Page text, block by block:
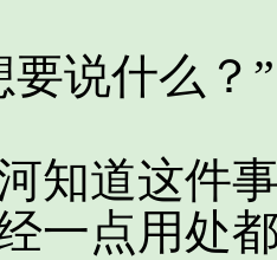
说什么？”
道这件事
一点用处